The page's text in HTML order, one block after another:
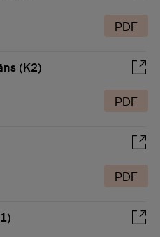
PDF
(K2)
PDF
PDF